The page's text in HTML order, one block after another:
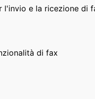
l'invio e la ricezione di
di fax